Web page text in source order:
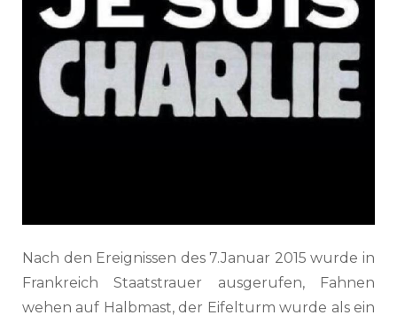
Nach den Ereignissen des 7.Januar 2015 wurde in
Frankreich Staatstrauer ausgerufen, Fahnen
wehen auf Halbmast, der Eifelturm wurde als ein